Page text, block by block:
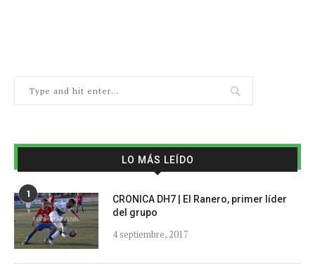
LO MÁS LEÍDO
1
CRONICA DH7 | El Ranero, primer líder
del grupo
4 septiembre, 2017